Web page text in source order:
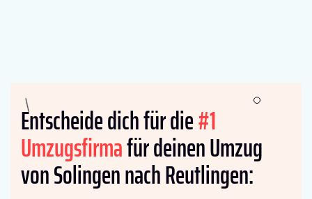
Entscheide dich für die#1
Umzugsfirmafür deinen Umzug
von Solingen nach Reutlingen: